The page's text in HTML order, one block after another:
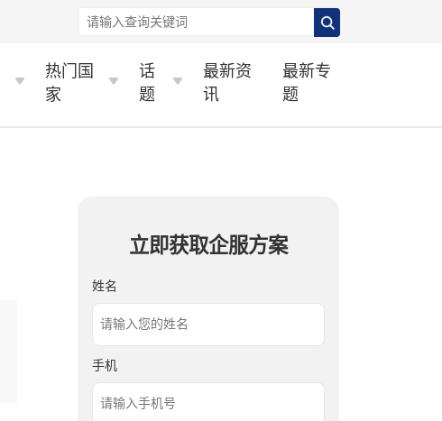
热门国
家
话
题
最新资
讯
最新专
题
立即获取企服方案
姓名
手机